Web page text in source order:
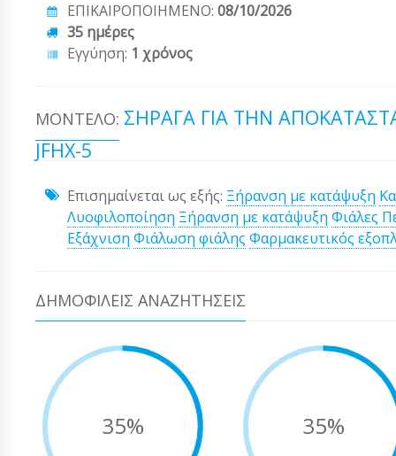
ΕΠΙΚΑΙΡΟΠΟΙΗΜΕΝΟ: 08/10/2026
35 ημέρες
Εγγύηση: 1 χρόνος
ΜΟΝΤΈΛΟ: ΣΉΡΑΓΑ ΓΙΑ ΤΗΝ
JFHX-5
Επισημαίνεται ως εξής: Ξήρανση με κατάψυξη
Λυοφιλοποίηση Ξήρανση με κατάψυξη Φιάλες
Εξάχνιση Φιάλωση φιάλης Φαρμακευτικός
ΔΗΜΟΦΙΛΕΊΣ ΑΝΑΖΗΤΉΣΕΙΣ
35% 35%